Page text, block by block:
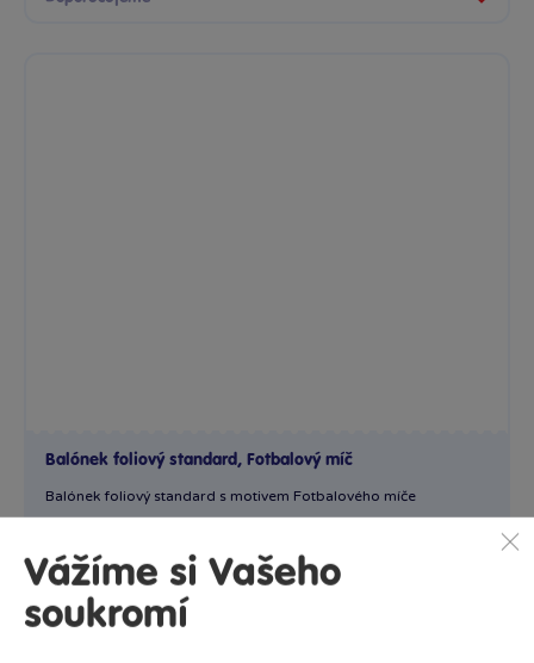
Balónek foliový standard, Fotbalový míč
Balónek foliový standard s motivem Fotbalového míče
Ihned:1 poboček
Vážíme si Vašeho
soukromí